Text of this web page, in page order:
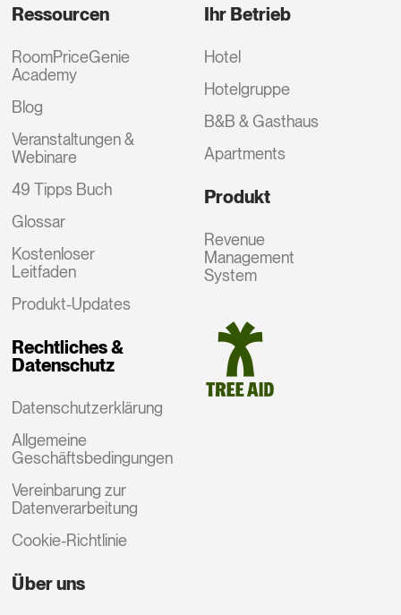
Ressourcen
RoomPriceGenie
Academy
Blog
Veranstaltungen &
Webinare
49 Tipps Buch
Glossar
Kostenloser
Leitfaden
Produkt-Updates
Rechtliches &
Datenschutz
Datenschutzerklärung
Allgemeine
Geschäftsbedingungen
Vereinbarung zur
Datenverarbeitung
Cookie-Richtlinie
Ihr Betrieb
Hotel
Hotelgruppe
B&B & Gasthaus
Apartments
Produkt
Revenue
Management
System
Über uns